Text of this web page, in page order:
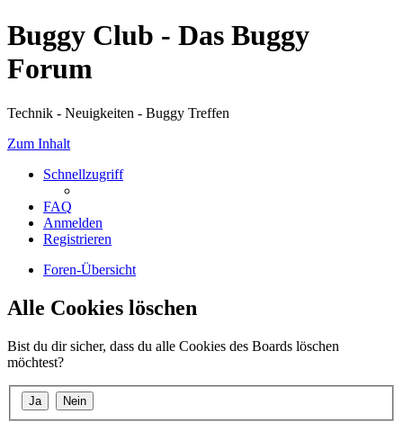
Buggy Club - Das Buggy
Forum
Technik - Neuigkeiten - Buggy Treffen
Zum Inhalt
Schnellzugriff
FAQ
Anmelden
Registrieren
Foren-Übersicht
Alle Cookies löschen
Bist du dir sicher, dass du alle Cookies des Boards löschen
möchtest?